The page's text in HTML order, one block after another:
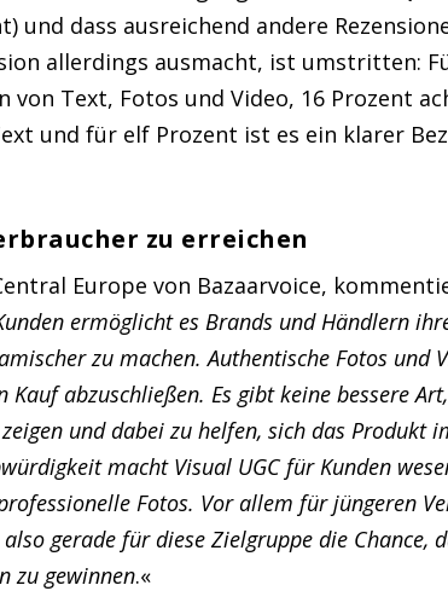
und dass ausreichend andere
allerdings ausmacht, ist umstritten:
von Text, Fotos und Video, 16 Prozent
und für elf Prozent ist es ein klarer
zu erreichen
Europe von Bazaarvoice,
ermöglicht es Brands und Händlern
zu machen. Authentische Fotos und
Kauf abzuschließen. Es gibt keine bessere
und dabei zu helfen, sich das Produkt
macht Visual UGC für Kunden
Fotos. Vor allem für jüngeren
gerade für diese Zielgruppe die Chance,
zu gewinnen.«